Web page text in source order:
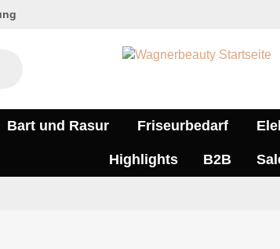
Bart und Rasur Friseurbedarf
Highlights B2B